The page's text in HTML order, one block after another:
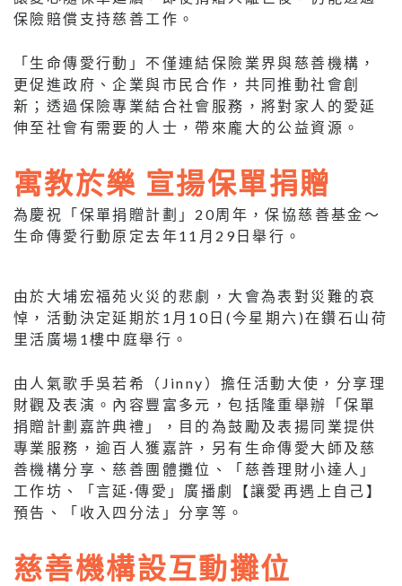
保險賠償支持慈善工作。
「生命傳愛行動」不僅連結保險業界與慈善機構，
更促進政府、企業與市民合作，共同推動社會創
新；透過保險專業結合社會服務，將對家人的愛延
伸至社會有需要的人士，帶來龐大的公益資源。
寓教於樂 宣揚保單捐贈
為慶祝「保單捐贈計劃」20周年，保協慈善基金～
生命傳愛行動原定去年11月29日舉行。
由於大埔宏福苑火災的悲劇，大會為表對災難的哀
悼，活動決定延期於1月10日(今星期六)在鑽石山荷
里活廣場1樓中庭舉行。
由人氣歌手吳若希（Jinny）擔任活動大使，分享理
財觀及表演。內容豐富多元，包括隆重舉辦「保單
捐贈計劃嘉許典禮」，目的為鼓勵及表揚同業提供
專業服務，逾百人獲嘉許，另有生命傳愛大師及慈
善機構分享、慈善團體攤位、「慈善理財小達人」
工作坊、「言延·傳愛」廣播劇【讓愛再遇上自己】
預告、「收入四分法」分享等。
慈善機構設互動攤位